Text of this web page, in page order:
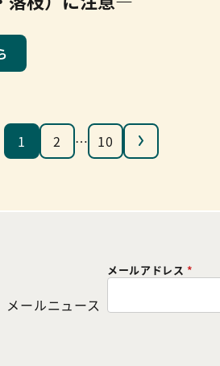
1 2 … 10 次へ
ールニュース
メールアドレス*